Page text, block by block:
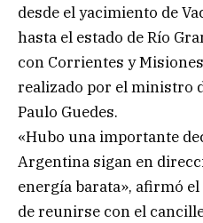
desde el yacimiento de
hasta el estado de Río
con Corrientes y
realizado por el ministro
Paulo Guedes.
«Hubo una importante
Argentina sigan en
energía barata», afirmó
de reunirse con el